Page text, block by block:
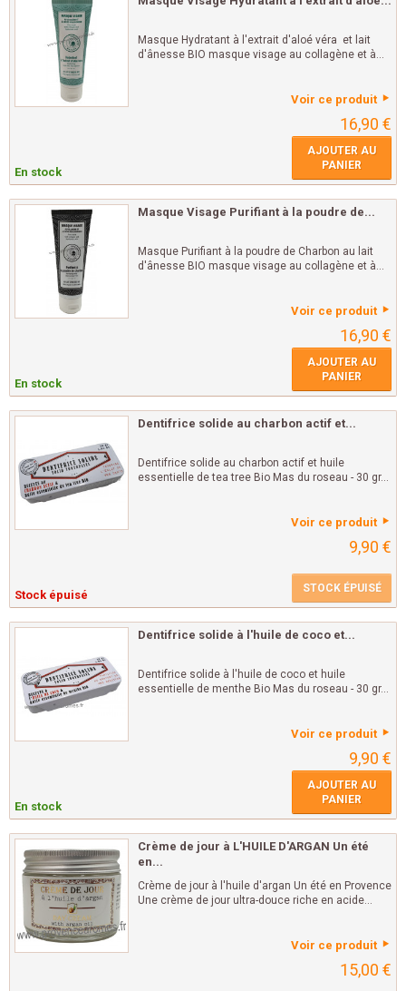
Masque Hydratant à l'extrait d'aloé véra et lait
d'ânesse BIO masque visage au collagène et à...
Voir ce produit
16,90 €
En stock
AJOUTER AU
PANIER
Masque Visage Purifiant à la poudre de...
Masque Purifiant à la poudre de Charbon au lait
d'ânesse BIO masque visage au collagène et à...
Voir ce produit
16,90 €
En stock
AJOUTER AU
PANIER
Dentifrice solide au charbon actif et...
Dentifrice solide au charbon actif et huile
essentielle de tea tree Bio Mas du roseau - 30 gr...
Voir ce produit
9,90 €
Stock épuisé STOCK ÉPUISÉ
Dentifrice solide à l'huile de coco et...
Dentifrice solide à l'huile de coco et huile
essentielle de menthe Bio Mas du roseau - 30 gr...
Voir ce produit
9,90 €
En stock
AJOUTER AU
PANIER
Crème de jour à L'HUILE D'ARGAN Un été
en...
Crème de jour à l'huile d'argan Un été en Provence
Une crème de jour ultra-douce riche en acide...
Voir ce produit
15,00 €